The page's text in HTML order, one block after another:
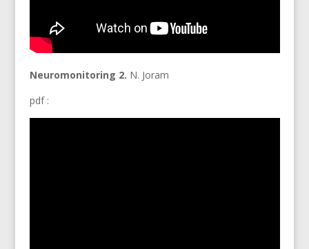
Neuromonitoring 2. N. Joram
pdf :